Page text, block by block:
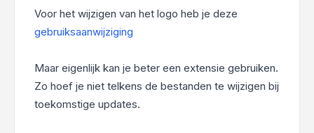
Voor het wijzigen van het logo heb je deze
gebruiksaanwijziging
Maar eigenlijk kan je beter een extensie gebruiken.
Zo hoef je niet telkens de bestanden te wijzigen bij
toekomstige updates.